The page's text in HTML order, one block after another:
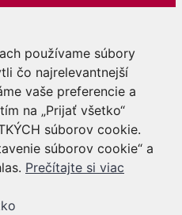
používame súbory
čo najrelevantnejší
vaše preferencie a
na „Prijať všetko“
súborov cookie.
súborov cookie“ a
Prečítajte si viac